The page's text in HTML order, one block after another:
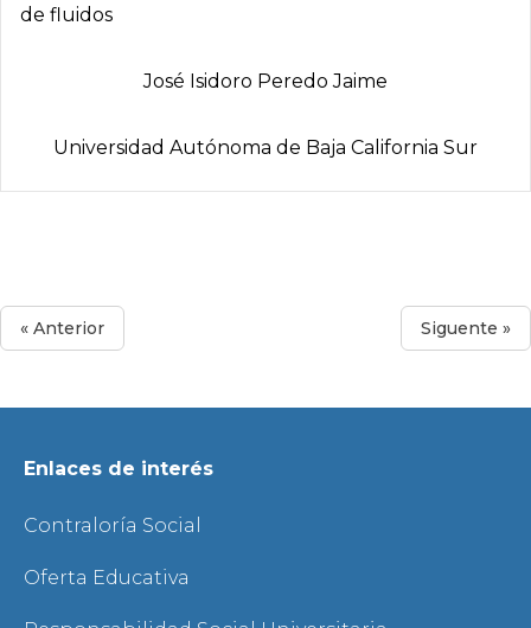
de fluidos
José Isidoro Peredo Jaime
Universidad Autónoma de Baja California Sur
« Anterior Siguente »
Enlaces de interés
Contraloría Social
Oferta Educativa